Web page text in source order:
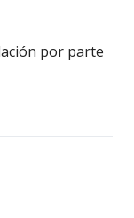
por parte